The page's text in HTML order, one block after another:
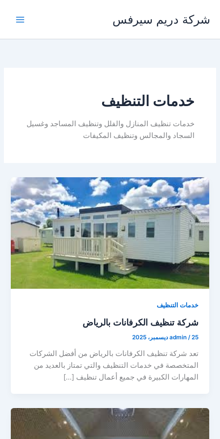
المحتوى
شركة دريم سيرفس
خدمات التنظيف
خدمات تنظيف المنازل والفلل وتنظيف المساجد وغسيل
السجاد والمجالس وتنظيف المكيفات
خدمات التنظيف
شركة تنظيف الكرفانات بالرياض
admin /25 ديسمبر، 2025
تعد شركة تنظيف الكرفانات بالرياض من أفضل الشركات
المتخصصة في خدمات التنظيف والتي تمتاز بالعديد من
المهارات الكبيرة في جميع أعمال تنظيف […]